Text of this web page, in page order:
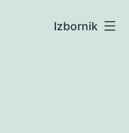
Izbornik